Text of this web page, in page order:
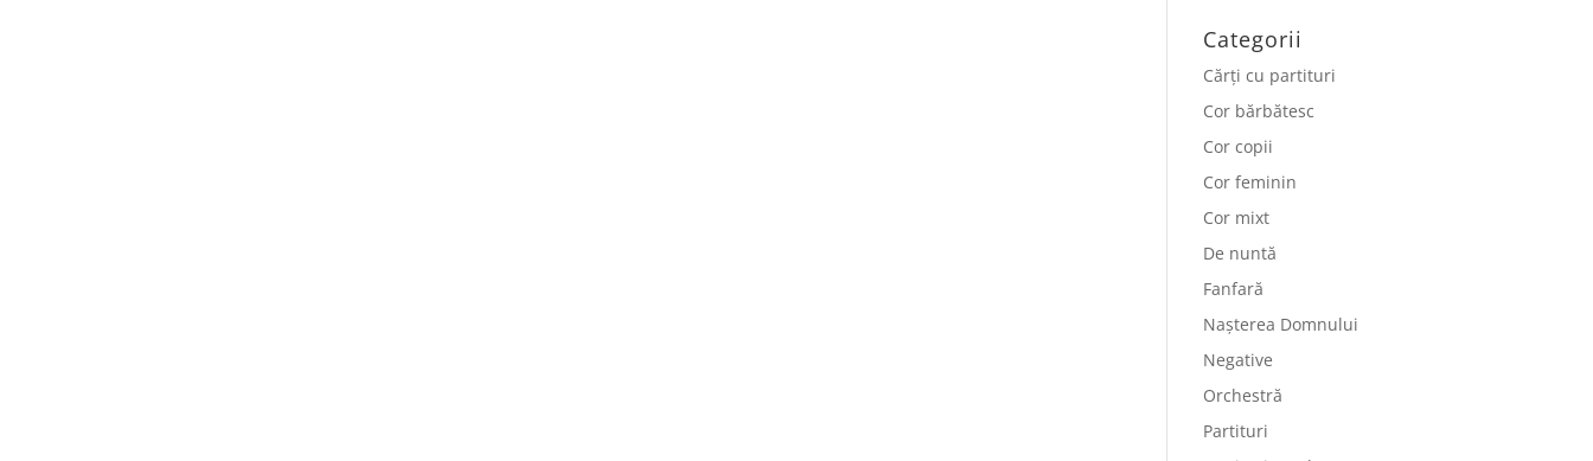
Categorii
Cărți cu partituri
Cor bărbătesc
Cor copii
Cor feminin
Cor mixt
De nuntă
Fanfară
Nașterea Domnului
Negative
Orchestră
Partituri